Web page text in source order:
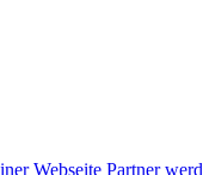
Partner